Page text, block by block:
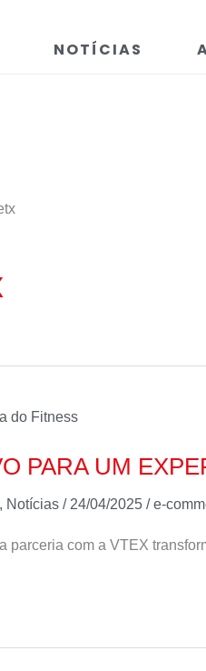
NOTÍCIAS
PARA UM
, Notícias / 24/04/2025 /e-
parceria com a VTEX